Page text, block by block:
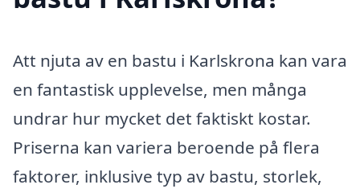
Att njuta av en bastu i Karlskrona kan vara
en fantastisk upplevelse, men många
undrar hur mycket det faktiskt kostar.
Priserna kan variera beroende på flera
faktorer, inklusive typ av bastu, storlek,